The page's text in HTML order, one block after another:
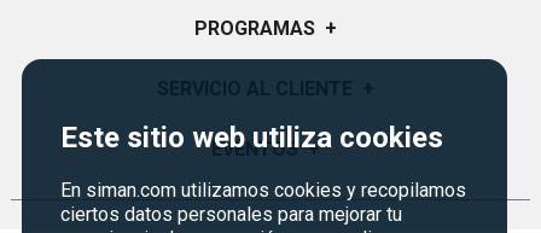
Este sitio web utiliza cookies
En siman.com utilizamos cookies y recopilamos
ciertos datos personales para mejorar tu
Quiénes Somos
Visión y Misión
Sucursales
Servicios
Empleos Siman
PROGRAMAS +
Certificados de Regalo
Credisiman
Preguntas Frecuentes
Política de devoluciones
Contáctenos
EVENTOS +
Fiesta del fútbol